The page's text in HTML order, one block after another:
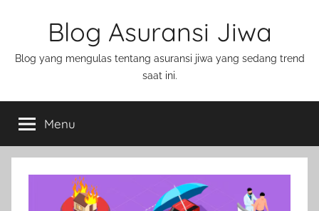
Blog Asuransi Jiwa
Blog yang mengulas tentang asuransi jiwa yang sedang trend
saat ini.
Menu